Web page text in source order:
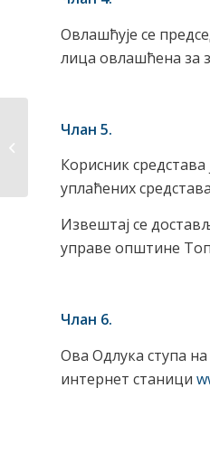
Овлашћује се
лица овлашћена за
Члан 5.
Корисник
уплаћених
Извештај се
управе општине
Члан 6.
Ова Одлука ступа
интернет станици
Јавни позив –
Сакупљање,
транспорт и
депоновање...